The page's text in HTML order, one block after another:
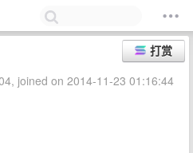
打赏
joined on 2014-11-23 01:16:44